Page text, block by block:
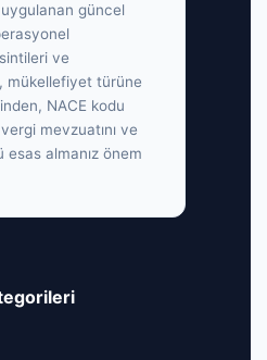
güncel
ve
mükellefiyet türüne
NACE kodu
mevzuatını ve
almanız önem